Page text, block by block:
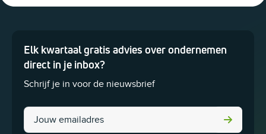
Elk kwartaal gratis advies over ondernemen
direct in je inbox?
Schrijf je in voor de nieuwsbrief
Comments
Dit veld is bedoeld voor validatiedoeleinden en moet niet worden